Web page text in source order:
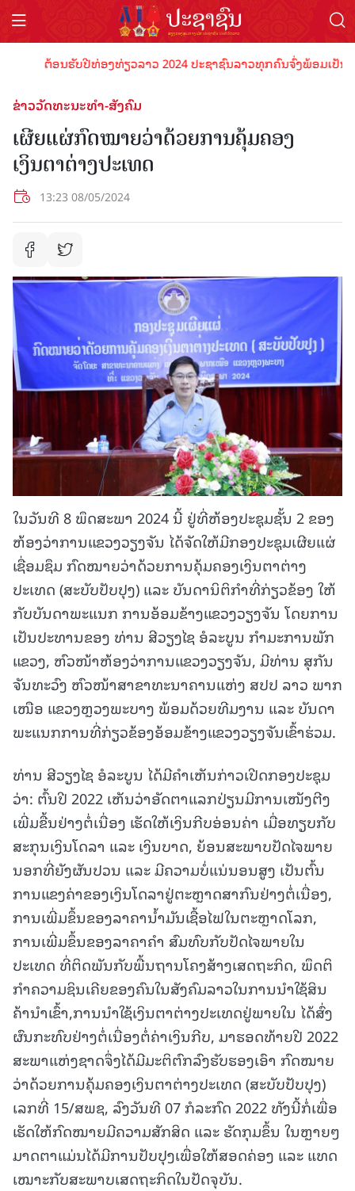
ຕ້ອນຮັບປີທ່ອງທ່ຽວລາວ 2024 ປະຊາຊົນລາວທຸກຄົນຈົ່ງພ້ອມເປັນເ
ຂ່າວວັດທະນະທຳ-ສັງຄົມ
ເຜີຍແຜ່ກົດໝາຍວ່າດ້ວຍການຄຸ້ມຄອງ
ເງິນຕາຕ່າງປະເທດ
13:23 08/05/2024
ໃນວັນທີ 8 ພຶດສະພາ 2024 ນີ້ ຢູ່ທີ່ຫ້ອງປະຊຸມຊັ້ນ 2 ຂອງ
ຫ້ອງວ່າການແຂວງວຽງຈັນ ໄດ້ຈັດໃຫ້ມີກອງປະຊຸມເຜີຍແຜ່
ເຊື່ອມຊຶມ ກົດໝາຍວ່າດ້ວຍການຄຸ້ມຄອງເງິນຕາຕ່າງ
ປະເທດ (ສະບັບປັບປຸງ) ແລະ ບັນດານິຕິກຳທີ່ກ່ຽວຂ້ອງ ໃຫ້
ກັບບັນດາພະແນກ ການອ້ອມຂ້າງແຂວງວຽງຈັນ ໂດຍການ
ເປັນປະທານຂອງ ທ່ານ ສີວຽງໄຊ ອໍລະບູນ ກຳມະການພັກ
ແຂວງ, ຫົວໜ້າຫ້ອງວ່າການແຂວງວຽງຈັນ, ມີທ່ານ ສຸກັນ
ຈັນທະວົງ ຫົວໜ້າສາຂາທະນາຄານແຫ່ງ ສປປ ລາວ ພາກ
ເໜືອ ແຂວງຫຼວງພະບາງ ພ້ອມດ້ວຍທີມງານ ແລະ ບັນດາ
ພະແນກການທີ່ກ່ຽວຂ້ອງອ້ອມຂ້າງແຂວງວຽງຈັນເຂົ້າຮ່ວມ.
ທ່ານ ສີວຽງໄຊ ອໍລະບູນ ໄດ້ມີຄຳເຫັນກ່າວເປີດກອງປະຊຸມ
ວ່າ: ຕົ້ນປີ 2022 ເຫັນວ່າອັດຕາແລກປ່ຽນມີການເໜັງຕີງ
ເພີ່ມຂື້ນຢ່າງຕໍ່ເນື່ອງ ເຮັດໃຫ້ເງິນກີບອ່ອນຄ່າ ເມື່ອທຽບກັບ
ສະກຸນເງິນໂດລາ ແລະ ເງິນບາດ, ຍ້ອນສະພາບປັດໄຈພາຍ
ນອກທີ່ຍັງຜັນປວນ ແລະ ມີຄວາມບໍ່ແນ່ນອນສູງ ເປັນຕົ້ນ
ການແຂງຄ່າຂອງເງິນໂດລາຢູ່ຕະຫຼາດສາກົນຢ່າງຕໍ່ເນື່ອງ,
ການເພີ່ມຂຶ້ນຂອງລາຄານໍ້າມັນເຊື້ອໄຟໃນຕະຫຼາດໂລກ,
ການເພີ່ມຂຶ້ນຂອງລາຄາຄໍາ ສົມທົບກັບປັດໄຈພາຍໃນ
ປະເທດ ທີ່ຕິດພັນກັບພື້ນຖານໂຄງສ້າງເສດຖະກິດ, ພຶດຕິ
ກໍາຄວາມຊິນເຄີຍຂອງຄົນໃນສັງຄົມລາວໃນການນໍາໃຊ້ສິນ
ຄ້ານໍາເຂົ້າ,ການນໍາໃຊ້ເງິນຕາຕ່າງປະເທດຢູ່ພາຍໃນ ໄດ້ສົ່ງ
ຜົນກະທົບຢ່າງຕໍ່ເນື່ອງຕໍ່ຄ່າເງິນກີບ, ມາຮອດທ້າຍປີ 2022
ສະພາແຫ່ງຊາດຈຶ່ງໄດ້ມີມະຕິຕົກລົງຮັບຮອງເອົາ ກົດໝາຍ
ວ່າດ້ວຍການຄຸ້ມຄອງເງິນຕາຕ່າງປະເທດ (ສະບັບປັບປຸງ)
ເລກທີ່ 15/ສພຊ, ລົງວັນທີ 07 ກໍລະກົດ 2022 ທັງນີ້ກໍ່ເພື່ອ
ເຮັດໃຫ້ກົດໝາຍມີຄວາມສັກສິດ ແລະ ຮັດກຸມຂຶ້ນ ໃນຫຼາຍໆ
ມາດຕາແມ່ນໄດ້ມີການປັບປຸງເພື່ອໃຫ້ສອດຄ່ອງ ແລະ ແທດ
ເໝາະກັບສະພາບເສດຖະກິດໃນປັດຈຸບັນ.